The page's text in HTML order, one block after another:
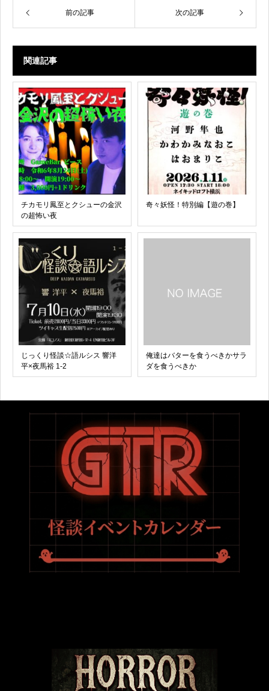
前の記事 次の記事
関連記事
チカモリ鳳至とクシューの金沢
の超怖い夜
奇々妖怪！特別編【遊の巻】
じっくり怪談☆語ルシス 響洋
平×夜馬裕 1-2
俺達はバターを食うべきかサラ
ダを食うべきか